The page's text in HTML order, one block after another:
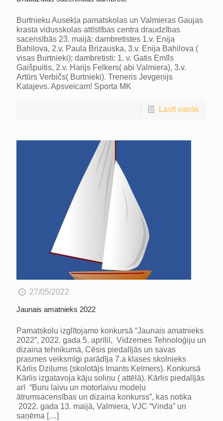
Burtnieku Ausekļa pamatskolas un Valmieras Gaujas
krasta vidusskolas attīstības centra draudzības
sacensībās 23. maijā: dambretistes 1.v. Enija
Bahilova, 2.v. Paula Brizauska, 3.v. Enija Bahilova (
visas Burtnieki); dambretisti: 1. v. Gatis Emīls
Gaišpuitis, 2.v. Harijs Felkers( abi Valmiera), 3.v.
Artūrs Verbičs( Burtnieki). Treneris Jevgeņijs
Katajevs. Apsveicam! Sporta MK
Lasīt vairāk
27/05/2022
Jaunais amatnieks 2022
Pamatskolu izglītojamo konkursā “Jaunais amatnieks
2022”, 2022. gada 5. aprīliī, Vidzemes Tehnoloģiju un
dizaina tehnikumā, Cēsis piedalījās un savas
prasmes veiksmīgi parādīja 7.a klases skolnieks
Kārlis Dziļums (skolotājs Imants Kelmers). Konkursā
Kārlis izgatavoja kāju soliņu ( attēlā). Kārlis piedalījās
arī “Buru laivu un motorlaivu modeļu
ātrumsacensības un dizaina konkurss”, kas notika
2022. gada 13. maijā, Valmiera, VJC “Vinda” un
saņēma […]